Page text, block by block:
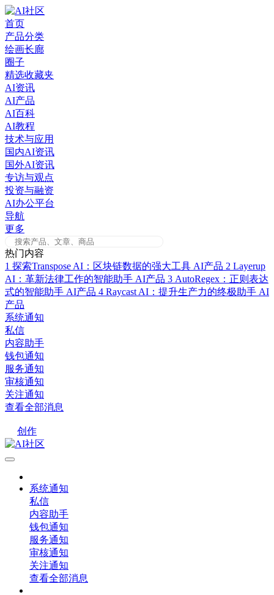
Skip
to
content
首页
产品分类
绘画长廊
圈子
精选收藏夹
AI资讯
AI产品
AI百科
AI教程
技术与应用
国内AI资讯
国外AI资讯
专访与观点
投资与融资
AI办公平台
导航
更多
热门内容
1 探索Transpose AI：区块链数据的强大工具 AI产品 2 Layerup
AI：革新法律工作的智能助手 AI产品 3 AutoRegex：正则表达
式的智能助手 AI产品 4 Raycast AI：提升生产力的终极助手 AI
产品
系统通知
私信
内容助手
钱包通知
服务通知
审核通知
关注通知
查看全部消息
创作
系统通知
私信
内容助手
钱包通知
服务通知
审核通知
关注通知
查看全部消息